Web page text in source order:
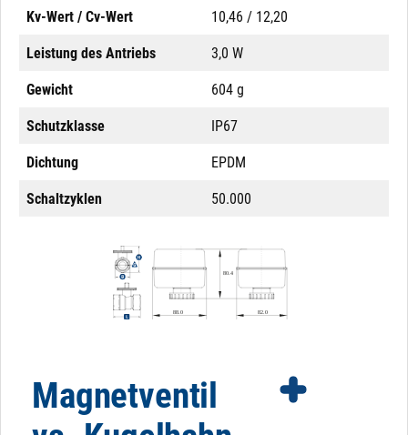
Kv-Wert / Cv-Wert 10,46 / 12,20
Leistung des Antriebs 3,0 W
Gewicht 604 g
Schutzklasse IP67
Dichtung EPDM
Schaltzyklen 50.000
Magnetventil